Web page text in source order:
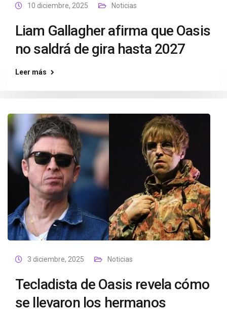
10 diciembre, 2025 Noticias
Liam Gallagher afirma que Oasis
no saldrá de gira hasta 2027
Leer más
3 diciembre, 2025 Noticias
Tecladista de Oasis revela cómo
se llevaron los hermanos